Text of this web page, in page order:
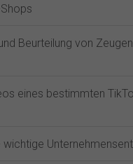
Beurteilung von
eines bestimmten
wichtige